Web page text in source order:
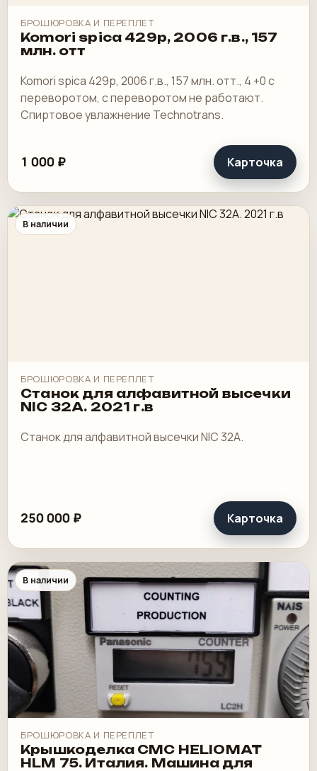
БРОШЮРОВКА И ПЕРЕПЛЕТ
Komori spica 429p, 2006 г.в., 157
млн. отт
Komori spica 429p, 2006 г.в., 157 млн. отт., 4 +0 с
переворотом, с переворотом не работают.
Спиртовое увлажнение Technotrans.
1 000 ₽ Карточка
В наличии
БРОШЮРОВКА И ПЕРЕПЛЕТ
Станок для алфавитной высечки
NIC 32A. 2021 г.в
Станок для алфавитной высечки NIC 32A.
250 000 ₽ Карточка
В наличии
БРОШЮРОВКА И ПЕРЕПЛЕТ
Крышкоделка CMC HELIOMAT
HLM 75. Италия. Машина для